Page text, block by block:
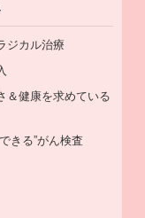
ジカル治療
＆健康を求めている
きる”がん検査